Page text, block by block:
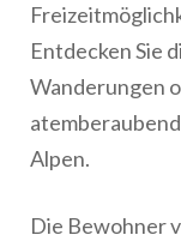
Entdecken Sie
Wanderungen
Alpen.
Die Bewohner